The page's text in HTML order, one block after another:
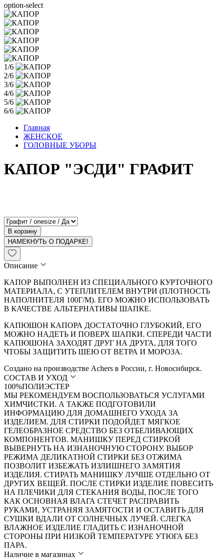
option-select
1/6
2/6
3/6
4/6
5/6
6/6
Главная
ЖЕНСКОЕ
ГОЛОВНЫЕ УБОРЫ
КАПОР "ЭСДИ" ГРАФИТ
В корзину
НАМЕКНУТЬ О ПОДАРКЕ!
Описание
КАПОР ВЫПОЛНЕН ИЗ СПЕЦИАЛЬНОГО КУРТОЧНОГО
МАТЕРИАЛА, С УТЕПЛИТЕЛЕМ ВНУТРИ (ПЛОТНОСТЬ
НАПОЛНИТЕЛЯ 100Г/М). ЕГО МОЖНО ИСПОЛЬЗОВАТЬ
В КАЧЕСТВЕ АЛЬТЕРНАТИВЫ ШАПКЕ.
КАПЮШОН КАПОРА ДОСТАТОЧНО ГЛУБОКИЙ, ЕГО
МОЖНО НАДЕТЬ И ПОВЕРХ ШАПКИ. СПЕРЕДИ ЧАСТИ
КАПЮШОНА ЗАХОДЯТ ДРУГ НА ДРУГА, ДЛЯ ТОГО
ЧТОБЫ ЗАЩИТИТЬ ШЕЮ ОТ ВЕТРА И МОРОЗА.
Создано на производстве Achers в России, г. Новосибирск.
СОСТАВ И УХОД
100%ПОЛИЭСТЕР
МЫ РЕКОМЕНДУЕМ ВОСПОЛЬЗОВАТЬСЯ УСЛУГАМИ
ХИМЧИСТКИ. А ТАКЖЕ ПОДГОТОВИЛИ
ИНФОРМАЦИЮ ДЛЯ ДОМАШНЕГО УХОДА ЗА
ИЗДЕЛИЕМ. ДЛЯ СТИРКИ ПОДОЙДЕТ МЯГКОЕ
ГЕЛЕОБРАЗНОЕ СРЕДСТВО БЕЗ ОТБЕЛИВАЮЩИХ
КОМПОНЕНТОВ. МАНИШКУ ПЕРЕД СТИРКОЙ
ВЫВЕРНУТЬ НА ИЗНАНОЧНУЮ СТОРОНУ. ВЫБОР
РЕЖИМА ДЕЛИКАТНОЙ СТИРКИ БЕЗ ОТЖИМА
ПОЗВОЛИТ ИЗБЕЖАТЬ ИЗЛИШНЕГО ЗАМЯТИЯ
ИЗДЕЛИЯ. СТИРАТЬ МАНИШКУ ЛУЧШЕ ОТДЕЛЬНО ОТ
ДРУГИХ ВЕЩЕЙ. ПОСЛЕ СТИРКИ ИЗДЕЛИЕ ПОВЕСИТЬ
НА ПЛЕЧИКИ ДЛЯ СТЕКАНИЯ ВОДЫ, ПОСЛЕ ТОГО
КАК ОСНОВНАЯ ВЛАГА СТЕЧЕТ РАСПРАВИТЬ
РУКАМИ, УСТРАНЯЯ ЗАМЯТОСТИ И ОСТАВИТЬ ДЛЯ
СУШКИ ВДАЛИ ОТ СОЛНЕЧНЫХ ЛУЧЕЙ. СЛЕГКА
ВЛАЖНОЕ ИЗДЕЛИЕ ГЛАДИТЬ С ИЗНАНОЧНОЙ
СТОРОНЫ ПРИ НИЗКОЙ ТЕМПЕРАТУРЕ УТЮГА БЕЗ
ПАРА.
Наличие в магазинах